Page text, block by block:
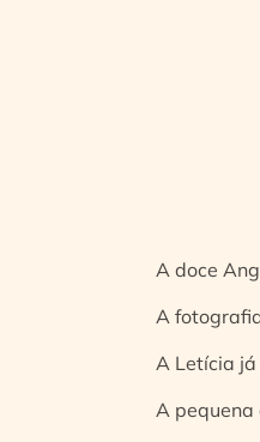
A doce
A
A Letícia
A pequena